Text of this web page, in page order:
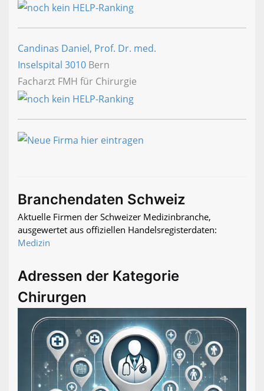
Candinas Daniel, Prof. Dr. med.
Inselspital 3010 Bern
Facharzt FMH für Chirurgie
Branchendaten Schweiz
Aktuelle Firmen der Schweizer Medizinbranche,
ausgewertet aus offiziellen Handelsregisterdaten:
Medizin
Adressen der Kategorie
Chirurgen